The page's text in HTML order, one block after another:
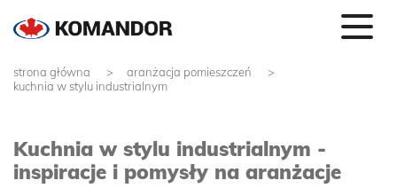
strona główna
aranżacja pomieszczeń
kuchnia w stylu industrialnym
Kuchnia w stylu industrialnym -
inspiracje i pomysły na aranżacje